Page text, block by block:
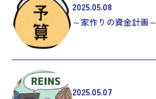
2025.05.08
～家作りの資金計画～
2025.05.07